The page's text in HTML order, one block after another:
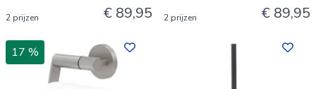
2 prijzen € 89,95 2 prijzen € 89,95
17 %